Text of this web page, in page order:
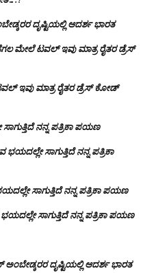
ದೃಷ್ಟಿಯಲ್ಲಿ ಆದರ್ಶ ಭಾರತ
ಮೇಲೆ ಟವಲ್‌ ಇವು ಮಾತ್ರ ರೈತರ ಡ್ರೆಸ್‌
ಇವು ಮಾತ್ರ ರೈತರ ಡ್ರೆಸ್‌ ಕೋಡ್
ನನ್ನ ಪತ್ರಿಕಾ ಪಯಣ
ಸಾಗುತ್ತಿದೆ ನನ್ನ ಪತ್ರಿಕಾ
ಸಾಗುತ್ತಿದೆ ನನ್ನ ಪತ್ರಿಕಾ ಪಯಣ
ಸಾಗುತ್ತಿದೆ ನನ್ನ ಪತ್ರಿಕಾ ಪಯಣ
ಅಂಬೇಡ್ಕರರ ದೃಷ್ಟಿಯಲ್ಲಿ ಆದರ್ಶ ಭಾರತ